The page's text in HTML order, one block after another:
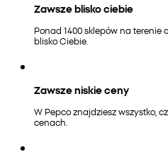
Zawsze blisko ciebie
Ponad 1400 sklepów na terenie
blisko Ciebie.
Zawsze niskie ceny
W Pepco znajdziesz wszystko,
cenach.